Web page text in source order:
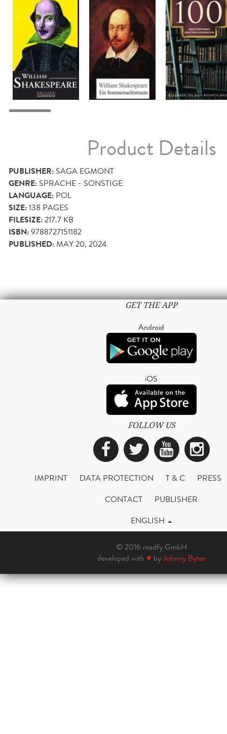
Product Details
PUBLISHER: SAGA EGMONT
GENRE: SPRACHE - SONSTIGE
LANGUAGE: POL
SIZE:138 PAGES
FILESIZE:217.7 KB
ISBN:9788727151182
PUBLISHED:MAY 20, 2024
GET THE APP
Android
iOS
FOLLOW US
Facebook
Twitter
IMPRINT DATA PROTECTION T & C
PRESS
CONTACT
PUBLISHER
ENGLISH
© 2016 readfy GmbH
developed with ♥ byJohnny Bytes